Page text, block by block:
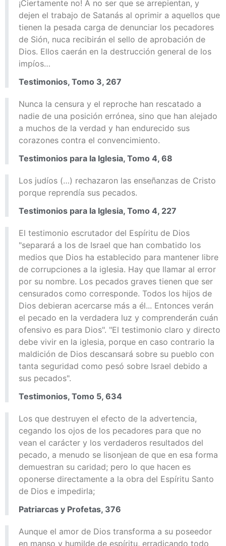
¡Ciertamente no! A no ser que se arrepientan, y
dejen el trabajo de Satanás al oprimir a aquellos que
tienen la pesada carga de denunciar los pecadores
de Sión, nuca recibirán el sello de aprobación de
Dios. Ellos caerán en la destrucción general de los
impíos…
Testimonios, Tomo 3, 267
Nunca la censura y el reproche han rescatado a
nadie de una posición errónea, sino que han alejado
a muchos de la verdad y han endurecido sus
corazones contra el convencimiento.
Testimonios para la Iglesia, Tomo 4, 68
Los judíos (…) rechazaron las enseñanzas de Cristo
porque reprendía sus pecados.
Testimonios para la Iglesia, Tomo 4, 227
El testimonio escrutador del Espíritu de Dios
"separará a los de Israel que han combatido los
medios que Dios ha establecido para mantener libre
de corrupciones a la iglesia. Hay que llamar al error
por su nombre. Los pecados graves tienen que ser
censurados como corresponde. Todos los hijos de
Dios debieran acercarse más a él... Entonces verán
el pecado en la verdadera luz y comprenderán cuán
ofensivo es para Dios". "El testimonio claro y directo
debe vivir en la iglesia, porque en caso contrario la
maldición de Dios descansará sobre su pueblo con
tanta seguridad como pesó sobre Israel debido a
sus pecados".
Testimonios, Tomo 5, 634
Los que destruyen el efecto de la advertencia,
cegando los ojos de los pecadores para que no
vean el carácter y los verdaderos resultados del
pecado, a menudo se lisonjean de que en esa forma
demuestran su caridad; pero lo que hacen es
oponerse directamente a la obra del Espíritu Santo
de Dios e impedirla;
Patriarcas y Profetas, 376
Aunque el amor de Dios transforma a su poseedor
en manso y humilde de espíritu, erradicando todo